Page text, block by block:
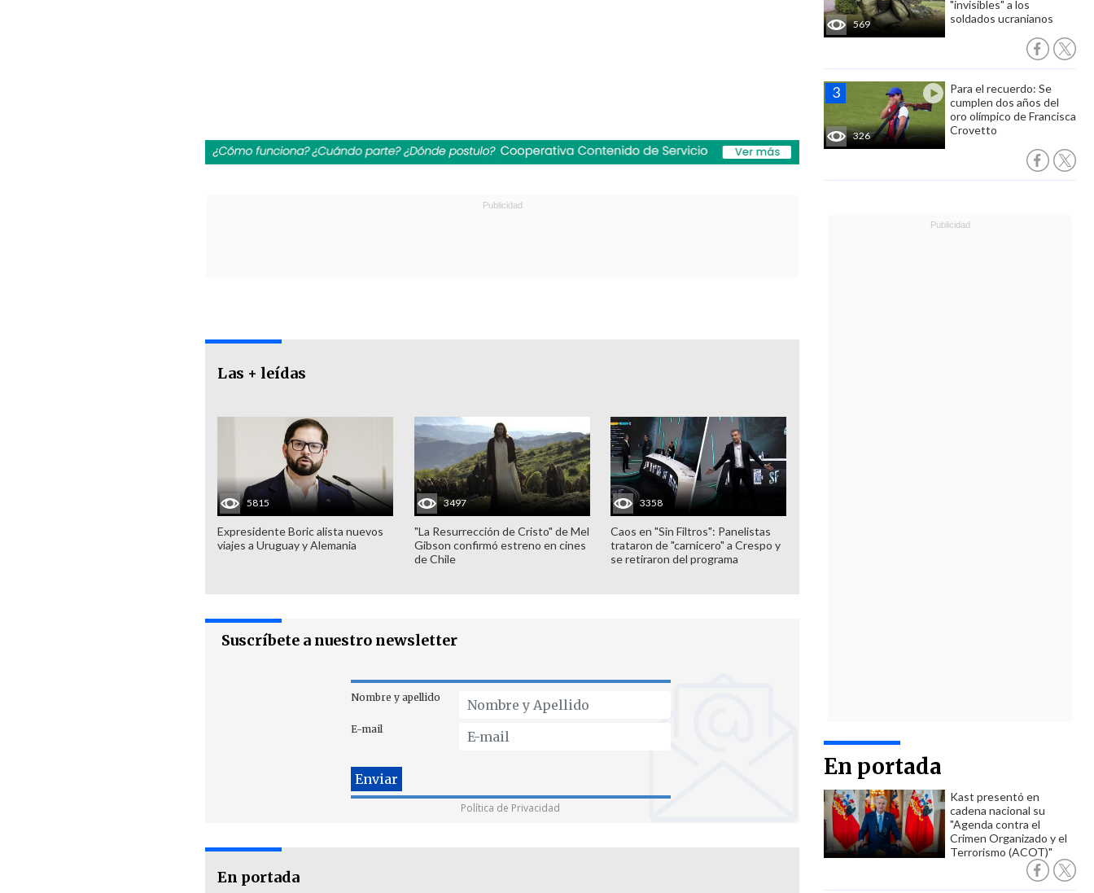
569
"invisibles" a los
soldados ucranianos
326
Para el recuerdo: Se
cumplen dos años del
oro olímpico de Francisca
Crovetto
En portada
Kast presentó en
cadena nacional su
"Agenda contra el
Crimen Organizado y el
Terrorismo (ACOT)"
Las + leídas
5815
Expresidente Boric alista nuevos
viajes a Uruguay y Alemania
3497
"La Resurrección de Cristo" de Mel
Gibson confirmó estreno en cines
de Chile
3358
Caos en "Sin Filtros": Panelistas
trataron de "carnicero" a Crespo y
se retiraron del programa
Suscríbete a nuestro newsletter
Nombre y apellido
E-mail
Política de Privacidad
En portada